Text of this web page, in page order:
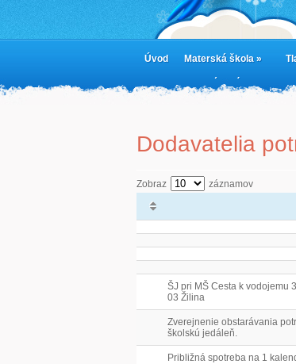
Úvod Materská škola »
cookies Jedálny lístok
Dodavatelia
Zobraz záznamov
ŠJ pri MŠ Cesta k vodojemu
03 Žilina
Zverejnenie obstarávania
školskú jedáleň.
Približná spotreba na 1